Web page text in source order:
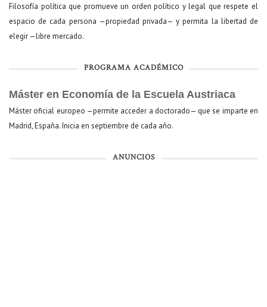
Filosofía política que promueve un orden político y legal que respete el
espacio de cada persona —propiedad privada— y permita la libertad de
elegir —libre mercado.
PROGRAMA ACADÉMICO
Máster en Economía de la Escuela Austriaca
Máster oficial europeo —permite acceder a doctorado— que se imparte en
Madrid, España. Inicia en septiembre de cada año.
ANUNCIOS